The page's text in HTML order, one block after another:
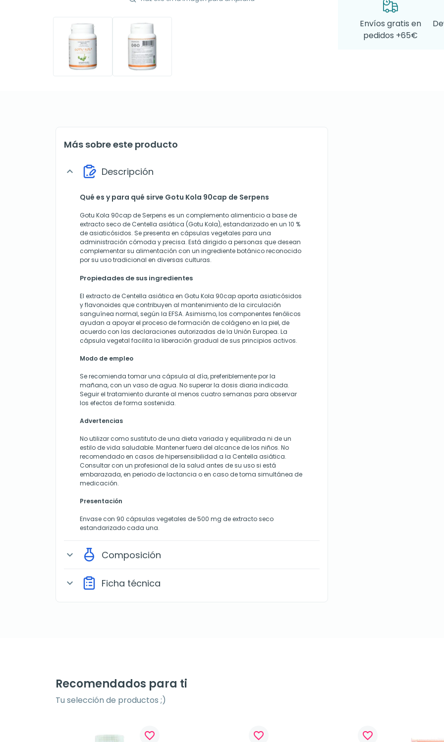
Envíos gratis en
pedidos +65€
Más sobre este producto
expand_more Descripción
Qué es y para qué sirve Gotu Kola 90cap de Serpens
Gotu Kola 90cap de Serpens es un complemento alimenticio a base de
extracto seco de Centella asiática (Gotu Kola), estandarizado en un 10 %
de asiaticósidos. Se presenta en cápsulas vegetales para una
administración cómoda y precisa. Está dirigido a personas que desean
complementar su alimentación con un ingrediente botánico reconocido
por su uso tradicional en diversas culturas.
Propiedades de sus ingredientes
El extracto de Centella asiática en Gotu Kola 90cap aporta asiaticósidos
y flavonoides que contribuyen al mantenimiento de la circulación
sanguínea normal, según la EFSA. Asimismo, los componentes fenólicos
ayudan a apoyar el proceso de formación de colágeno en la piel, de
acuerdo con las declaraciones autorizadas de la Unión Europea. La
cápsula vegetal facilita la liberación gradual de sus principios activos.
Modo de empleo
Se recomienda tomar una cápsula al día, preferiblemente por la
mañana, con un vaso de agua. No superar la dosis diaria indicada.
Seguir el tratamiento durante al menos cuatro semanas para observar
los efectos de forma sostenida.
Advertencias
No utilizar como sustituto de una dieta variada y equilibrada ni de un
estilo de vida saludable. Mantener fuera del alcance de los niños. No
recomendado en casos de hipersensibilidad a la Centella asiática.
Consultar con un profesional de la salud antes de su uso si está
embarazada, en periodo de lactancia o en caso de toma simultánea de
medicación.
Presentación
Envase con 90 cápsulas vegetales de 500 mg de extracto seco
estandarizado cada una.
expand_more Composición
expand_more Ficha técnica
Recomendados para ti
Tu selección de productos ;)
favorite_border favorite_border favorite_border